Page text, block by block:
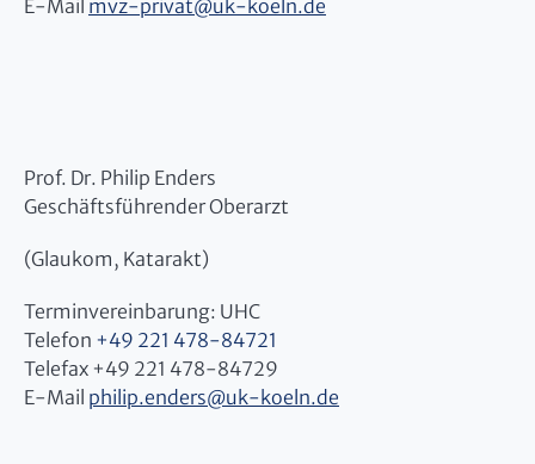
E-Mail mvz-privat@uk-koeln.de
Prof. Dr. Philip Enders
Geschäftsführender Oberarzt
(Glaukom, Katarakt)
Terminvereinbarung: UHC
Telefon +49 221 478-84721
Telefax +49 221 478-84729
E-Mail philip.enders@uk-koeln.de